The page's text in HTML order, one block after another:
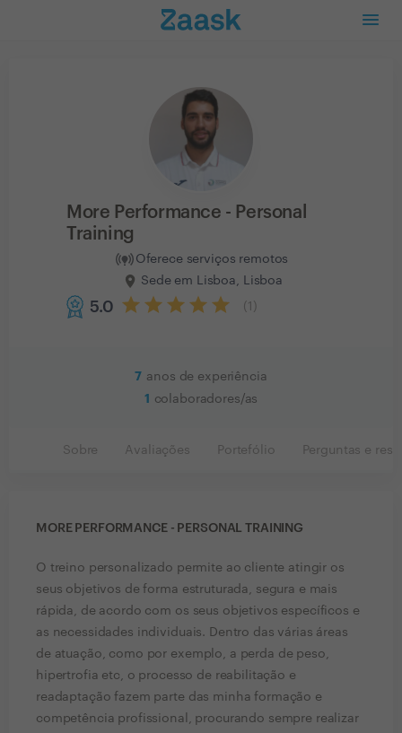
More Performance - Personal
Training
Oferece serviços remotos
Sede em Lisboa, Lisboa
5.0 1
7 anos de experiência
1
colaboradores/as
Sobre Avaliações Portefólio Perguntas e
MORE PERFORMANCE - PERSONAL TRAINING
O treino personalizado permite ao cliente atingir os
seus objetivos de forma estruturada, segura e mais
rápida, de acordo com os seus objetivos específicos e
as necessidades individuais. Dentro das várias áreas
de atuação, como por exemplo, a perda de peso,
hipertrofia etc, o processo de reabilitação e
readaptação fazem parte das minha formação e
competência profissional, procurando sempre realizar